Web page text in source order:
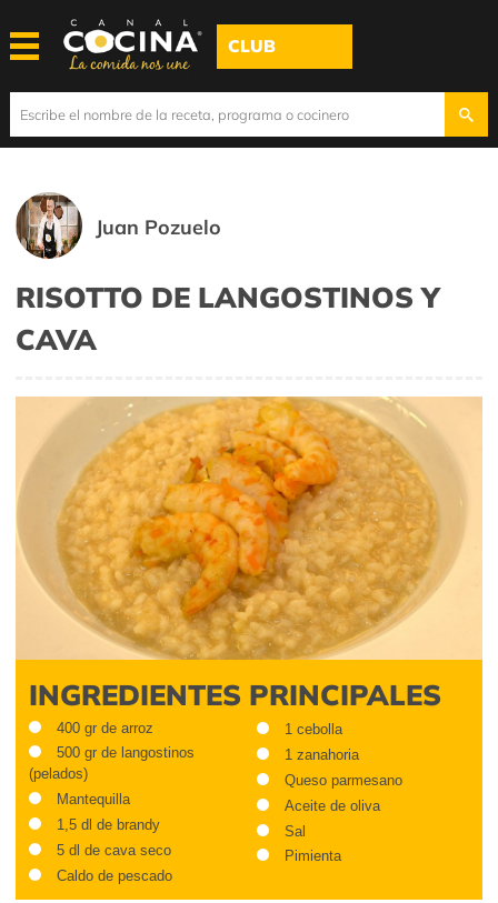
CLUB
Juan Pozuelo
RISOTTO DE LANGOSTINOS Y
CAVA
INGREDIENTES PRINCIPALES
400 gr de arroz
500 gr de langostinos
(pelados)
Mantequilla
1,5 dl de brandy
5 dl de cava seco
Caldo de pescado
1 cebolla
1 zanahoria
Queso parmesano
Aceite de oliva
Sal
Pimienta